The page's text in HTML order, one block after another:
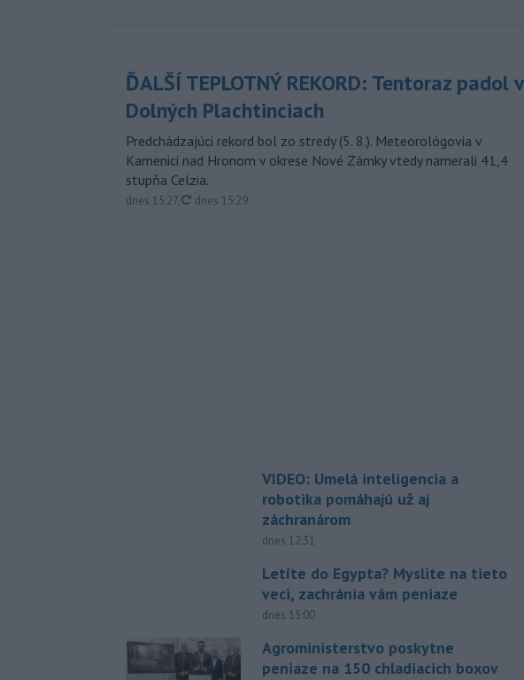
ĎALŠÍ TEPLOTNÝ REKORD: Tentoraz padol v
Dolných Plachtinciach
Predchádzajúci rekord bol zo stredy (5. 8.). Meteorológovia v
Kamenici nad Hronom v okrese Nové Zámky vtedy namerali 41,4
stupňa Celzia.
dnes 15:27, aktualizované
dnes 15:29
VIDEO: Umelá inteligencia a
robotika pomáhajú už aj
záchranárom
dnes 12:31
Letíte do Egypta? Myslite na tieto
veci, zachránia vám peniaze
dnes 15:00
Agroministerstvo poskytne
peniaze na 150 chladiacich boxov